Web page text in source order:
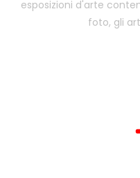
esposizioni d'arte
foto, gli